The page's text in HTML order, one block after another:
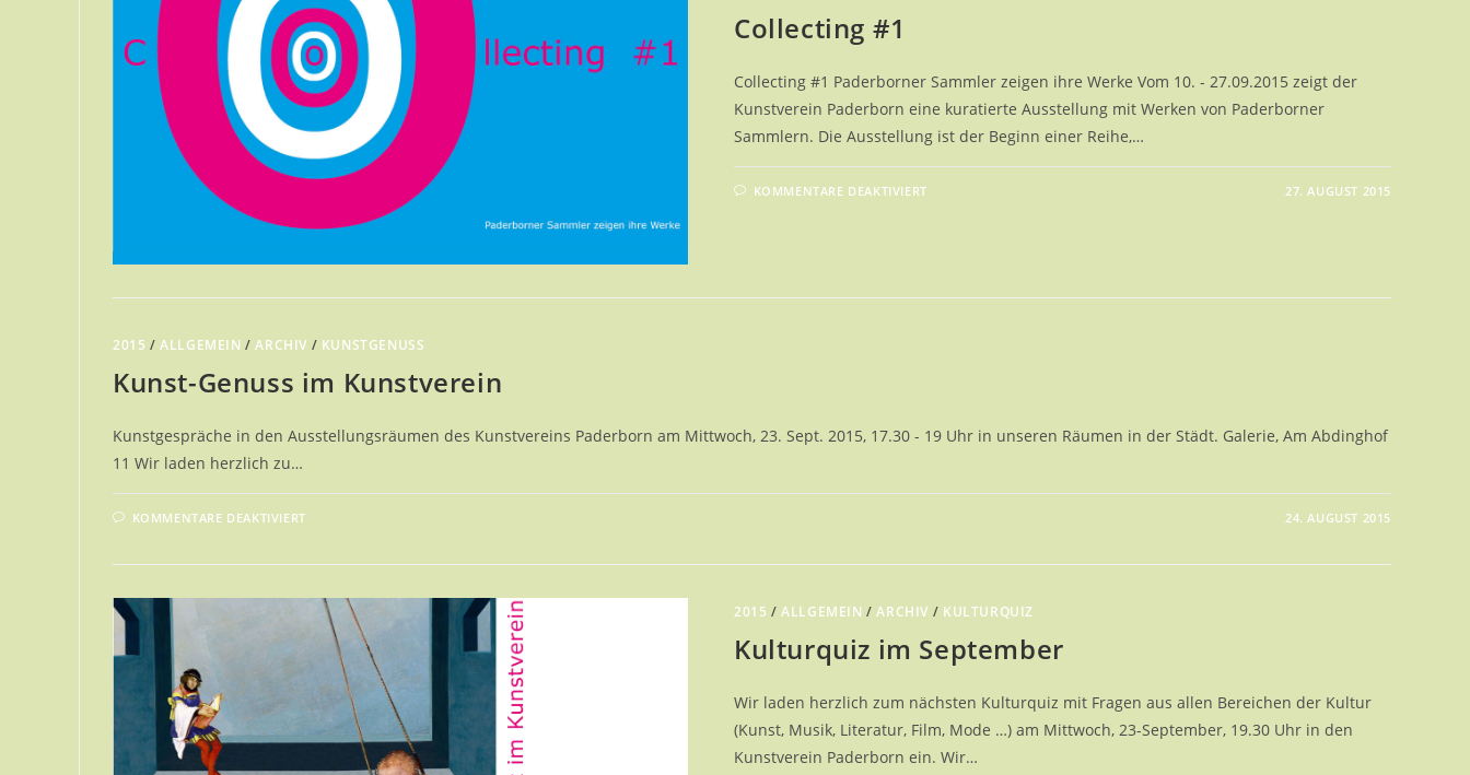
Collecting #1
Collecting #1 Paderborner Sammler zeigen ihre Werke Vom 10. - 27.09.2015 zeigt der
Kunstverein Paderborn eine kuratierte Ausstellung mit Werken von Paderborner
Sammlern. Die Ausstellung ist der Beginn einer Reihe,…
KOMMENTARE DEAKTIVIERTFÜR 27. AUGUST 2015
2015 /ALLGEMEIN /ARCHIV / KUNSTGENUSS
Kunst-Genuss im Kunstverein
Kunstgespräche in den Ausstellungsräumen des Kunstvereins Paderborn am Mittwoch, 23. Sept. 2015, 17.30 - 19 Uhr in unseren Räumen in der Städt. Galerie, Am Abdinghof
11 Wir laden herzlich zu…
KOMMENTARE DEAKTIVIERTFÜR
IM
24. AUGUST 2015
2015 /ALLGEMEIN /ARCHIV / KULTURQUIZ
Kulturquiz im September
Wir laden herzlich zum nächsten Kulturquiz mit Fragen aus allen Bereichen der Kultur
(Kunst, Musik, Literatur, Film, Mode …) am Mittwoch, 23-September, 19.30 Uhr in den
Kunstverein Paderborn ein. Wir…